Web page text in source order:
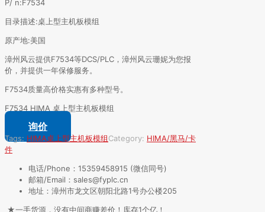
P/ n:F7534
目录描述:桌上型主机板模组
原产地:美国
漳州风云提供F7534等DCS/PLC，漳州风云珊妮为您报
价，并提供一年保修服务。
F7534质量高价格实惠有多种型号。
F7534 HIMA 桌上型主机板模组
询价
Tags: HIMA桌上型主机板模组Category: HIMA/黑马/卡
件
电话/Phone：15359458915 (微信同号)
邮箱/Email：sales@fyplc.cn
地址：漳州市龙文区朝阳北路1号办公楼205
★一手货源，没有中间商赚差价！库存1个亿！